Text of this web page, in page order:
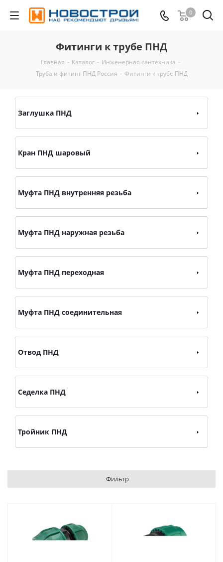
0
Фитинги к трубе ПНД
Главная - Каталог - Инженерная сантехника -
Труба и фитинг ПНД Россия - Фитинги к трубе ПНД
Заглушка ПНД
Кран ПНД шаровый
Муфта ПНД внутренняя резьба
Муфта ПНД наружная резьба
Муфта ПНД переходная
Муфта ПНД соединительная
Отвод ПНД
Седелка ПНД
Тройник ПНД
Фильтр